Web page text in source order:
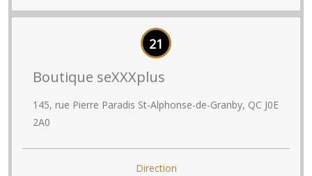
21
Boutique seXXXplus
145, rue Pierre Paradis St-Alphonse-de-Granby, QC J0E
2A0
Direction